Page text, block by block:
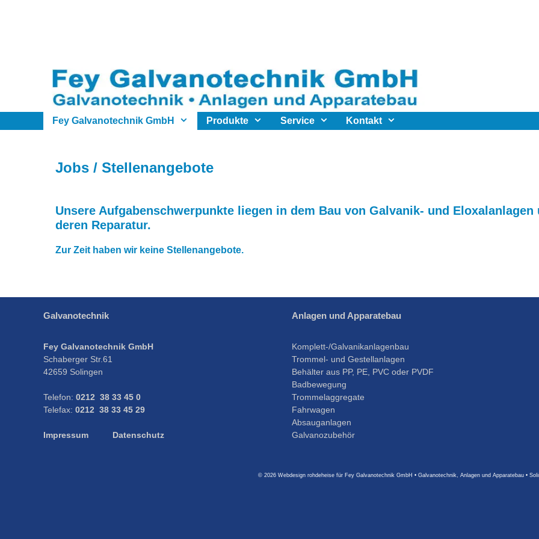
Fey Galvanotechnik GmbH Produkte Service Kontakt
Jobs / Stellenangebote
Unsere Aufgabenschwerpunkte liegen in dem Bau von Galvanik- und Eloxalanlagen
deren Reparatur.
Zur Zeit haben wir keine Stellenangebote.
Galvanotechnik
Fey Galvanotechnik GmbH
Schaberger Str.61
42659 Solingen
Telefon: 0212 38 33 45 0
Telefax: 0212 38 33 45 29
Impressum Datenschutz
Anlagen und Apparatebau
Komplett-/Galvanikanlagenbau
Trommel- und Gestellanlagen
Behälter aus PP, PE, PVC oder PVDF
Badbewegung
Trommelaggregate
Fahrwagen
Absauganlagen
Galvanozubehör
© 2026 Webdesign rohdeheise für Fey Galvanotechnik GmbH • Galvanotechnik, Anlagen und Apparatebau •